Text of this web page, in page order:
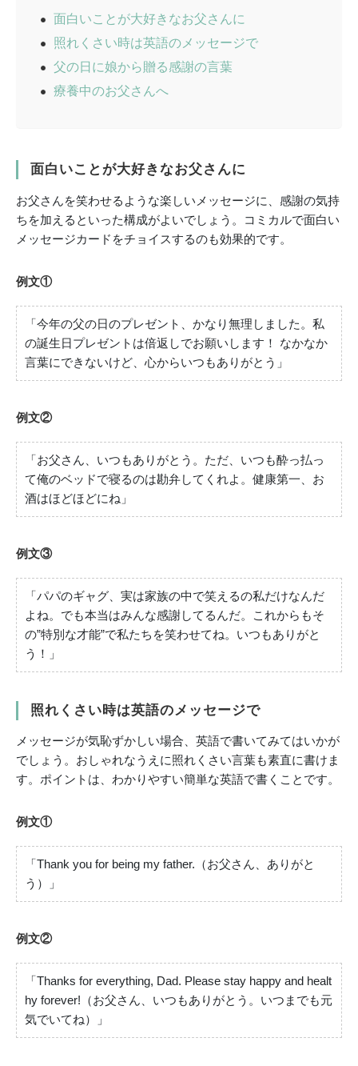
面白いことが大好きなお父さんに
照れくさい時は英語のメッセージで
父の日に娘から贈る感謝の言葉
療養中のお父さんへ
面白いことが大好きなお父さんに
お父さんを笑わせるような楽しいメッセージに、感謝の気持
ちを加えるといった構成がよいでしょう。コミカルで面白い
メッセージカードをチョイスするのも効果的です。
例文①
「今年の父の日のプレゼント、かなり無理しました。私
の誕生日プレゼントは倍返しでお願いします！ なかなか
言葉にできないけど、心からいつもありがとう」
例文②
「お父さん、いつもありがとう。ただ、いつも酔っ払っ
て俺のベッドで寝るのは勘弁してくれよ。健康第一、お
酒はほどほどにね」
例文③
「パパのギャグ、実は家族の中で笑えるの私だけなんだ
よね。でも本当はみんな感謝してるんだ。これからもそ
の”特別な才能”で私たちを笑わせてね。いつもありがと
う！」
照れくさい時は英語のメッセージで
メッセージが気恥ずかしい場合、英語で書いてみてはいかが
でしょう。おしゃれなうえに照れくさい言葉も素直に書けま
す。ポイントは、わかりやすい簡単な英語で書くことです。
例文①
「Thank you for being my father.（お父さん、ありがと
う）」
例文②
「Thanks for everything, Dad. Please stay happy and healt
hy forever!（お父さん、いつもありがとう。いつまでも元
気でいてね）」